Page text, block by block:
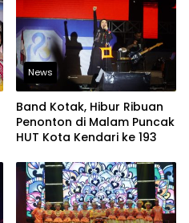
News
Band Kotak, Hibur Ribuan
Penonton di Malam Puncak
HUT Kota Kendari ke 193